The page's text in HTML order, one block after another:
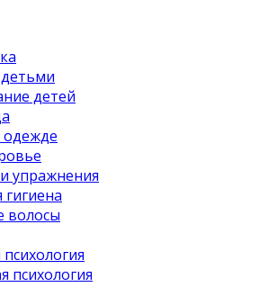
детей
одежде
упражнения
гигиена
волосы
психология